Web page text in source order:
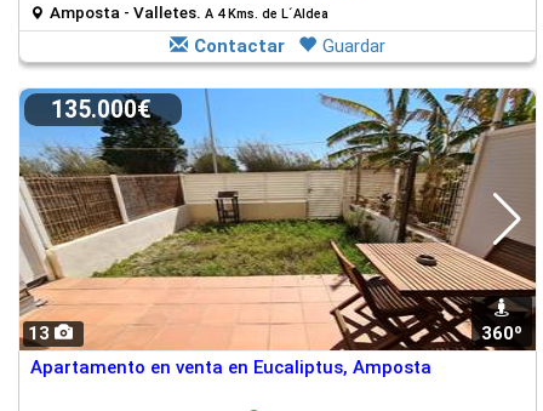
Amposta - Valletes. A 4 Kms. de L´Aldea
Contactar Guardar
13 360º
135.000€
Apartamento en venta en Eucaliptus, Amposta